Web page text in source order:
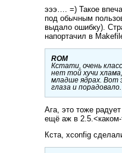
эээ…. =) Такое
под обычным
выдало ошибку).
напортачил в
ROM
Кстати, очень
нет той хучи
младше ядрах. Вот
глаза и порадовало.
Ага, это тоже
ещё аж в 2.5.<каком-
Кста, xconfig